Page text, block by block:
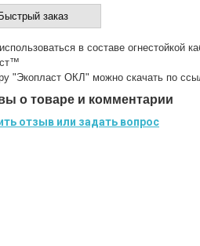
Быстрый заказ
в составе огнестойкой
"Экопласт ОКЛ" можно скачать по
о товаре и комментарии
отзыв или задать вопрос